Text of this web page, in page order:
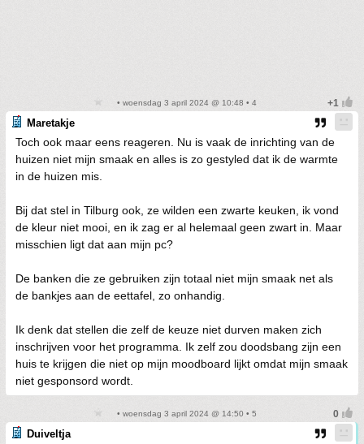
• woensdag 3 april 2024 @ 10:48 • 4
Maretakje
Toch ook maar eens reageren. Nu is vaak de inrichting van de
huizen niet mijn smaak en alles is zo gestyled dat ik de warmte
in de huizen mis.
Bij dat stel in Tilburg ook, ze wilden een zwarte keuken, ik vond
de kleur niet mooi, en ik zag er al helemaal geen zwart in. Maar
misschien ligt dat aan mijn pc?
De banken die ze gebruiken zijn totaal niet mijn smaak net als
de bankjes aan de eettafel, zo onhandig.
Ik denk dat stellen die zelf de keuze niet durven maken zich
inschrijven voor het programma. Ik zelf zou doodsbang zijn een
huis te krijgen die niet op mijn moodboard lijkt omdat mijn smaak
niet gesponsord wordt.
• woensdag 3 april 2024 @ 14:50 • 5
Duiveltja